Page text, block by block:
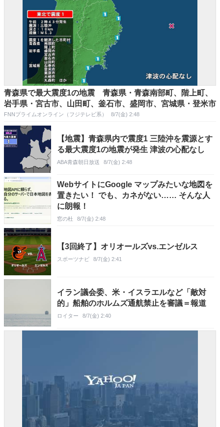
青森県で最大震度1の地震 青森県・青森南部町、階上町、
岩手県・宮古市、山田町、釜石市、盛岡市、宮城県・登米市
FNNプライムオンライン（フジテレビ系） 8/7(金) 2:48
【地震】青森県内で震度1 三陸沖を震源とす
る最大震度1の地震が発生 津波の心配なし
ABA青森朝日放送 8/7(金) 2:48
WebサイトにGoogle マップみたいな地図を
置きたい！ でも、カネがない…… そんな人
に朗報！
窓の杜 8/7(金) 2:48
【3回終了】オリオールズvs.エンゼルス
スポーツナビ 8/7(金) 2:41
イラン議会委、米・イスラエルなど「敵対
的」船舶のホルムズ通航禁止を審議＝報道
ロイター 8/7(金) 2:40